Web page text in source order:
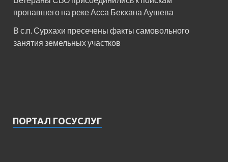
пропавшего на реке Асса Бекхана Аушева
В с.п. Сурхахи пресечены факты самовольного
занятия земельных участков
ПОРТАЛ ГОСУСЛУГ